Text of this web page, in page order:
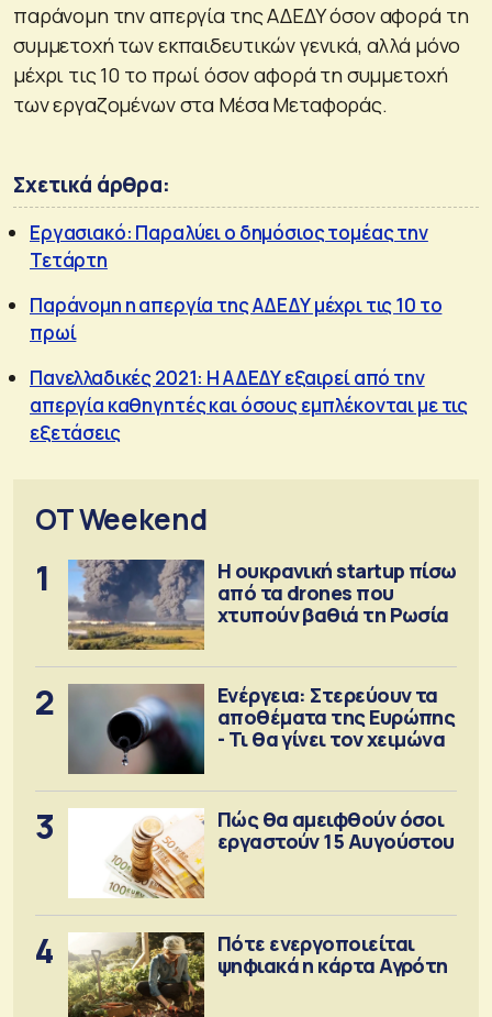
παράνομη την απεργία της ΑΔΕΔΥ όσον αφορά τη
συμμετοχή των εκπαιδευτικών γενικά, αλλά μόνο
μέχρι τις 10 το πρωί όσον αφορά τη συμμετοχή
των εργαζομένων στα Μέσα Μεταφοράς.
Σχετικά άρθρα:
Εργασιακό: Παραλύει ο δημόσιος τομέας την
Τετάρτη
Παράνομη η απεργία της ΑΔΕΔΥ μέχρι τις 10 το
πρωί
Πανελλαδικές 2021: Η ΑΔΕΔΥ εξαιρεί από την
απεργία καθηγητές και όσους εμπλέκονται με τις
εξετάσεις
OT Weekend
1
Η ουκρανική startup πίσω
από τα drones που
χτυπούν βαθιά τη Ρωσία
2
Ενέργεια: Στερεύουν τα
αποθέματα της Ευρώπης
- Τι θα γίνει τον χειμώνα
3
Πώς θα αμειφθούν όσοι
εργαστούν 15 Αυγούστου
4
Πότε ενεργοποιείται
ψηφιακά η κάρτα Αγρότη